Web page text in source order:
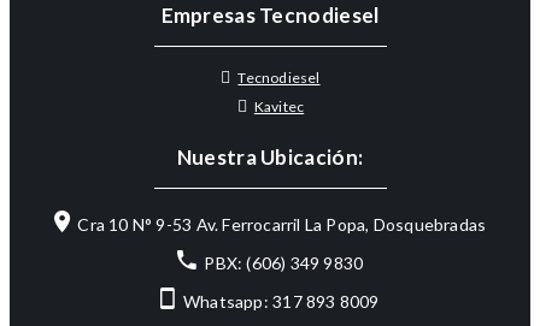
Empresas Tecnodiesel
Tecnodiesel
Kavitec
Nuestra Ubicación:
Cra 10 N° 9-53 Av. Ferrocarril La Popa, Dosquebradas
PBX: (606) 349 9830
Whatsapp: 317 893 8009